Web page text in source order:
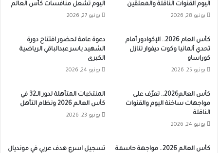
اليوم القنوات الناقلة والمعلقين
يونيو 28, 2026
اليوم تُشعل منافسات كأس العالم
يونيو 27, 2026
كأس العام 2026.. الإكوادور أمام
تحدي ألمانيا وكوت ديفوار تنازل
كوراساو
يونيو 25, 2026
دعوة عامة لحضور افتتاح دورة
الشهيد ياسر عبدالباقي الرياضية
الكبرى
يونيو 24, 2026
كأس العالم2026.. تعرّف على
مواجهات ساخنة اليوم والقنوات
الناقلة
يونيو 24, 2026
المنتخبات المتأهلة لدور الـ32 في
كأس العالم 2026 ونظام التأهل
يونيو 23, 2026
كأس العالم 2026.. مواجهة حاسمة
تسجيل اسرع هدف عربي في مونديال